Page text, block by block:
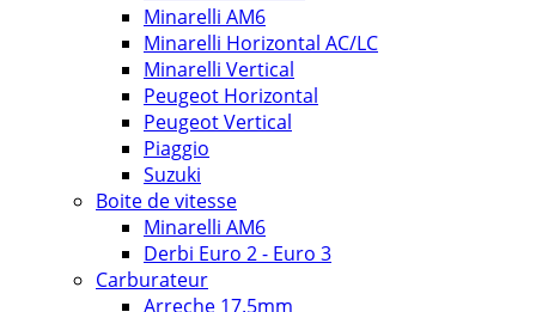
Minarelli AM6
Minarelli Horizontal AC/LC
Minarelli Vertical
Peugeot Horizontal
Peugeot Vertical
Piaggio
Suzuki
Boite de vitesse
Minarelli AM6
Derbi Euro 2 - Euro 3
Carburateur
Arreche 17.5mm